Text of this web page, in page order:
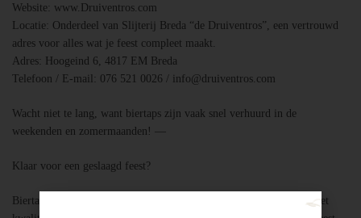
Website: www.Druiventros.com
Locatie: Onderdeel van Slijterij Breda “de Druiventros”, een vertrouwd
adres voor alles wat je feest compleet maakt.
Adres: Hoogeind 6, 4817 EM Breda
Telefoon / E-mail: 076 521 0026 / info@druiventros.com
Wacht niet te lang, want biertaps zijn vaak snel verhuurd in de
weekenden en zomermaanden! —
Klaar voor een geslaagd feest?
Biertap huren locatie Breda – snel geregeld via Druiventros.com, met